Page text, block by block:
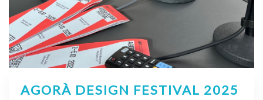
AGORÀ DESIGN FESTIVAL 2025